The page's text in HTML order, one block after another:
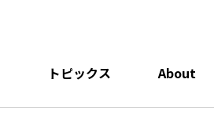
トピックス About